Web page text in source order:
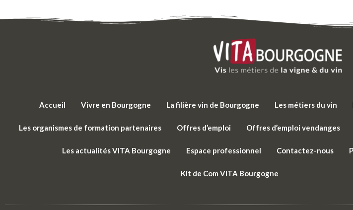
Accueil Vivre en Bourgogne La filière vin de Bourgogne Les métiers du vin
Les organismes de formation partenaires Offres d’emploi Offres d’emploi vendanges
Les actualités VITA Bourgogne Espace professionnel Contactez-nous
Kit de Com VITA Bourgogne